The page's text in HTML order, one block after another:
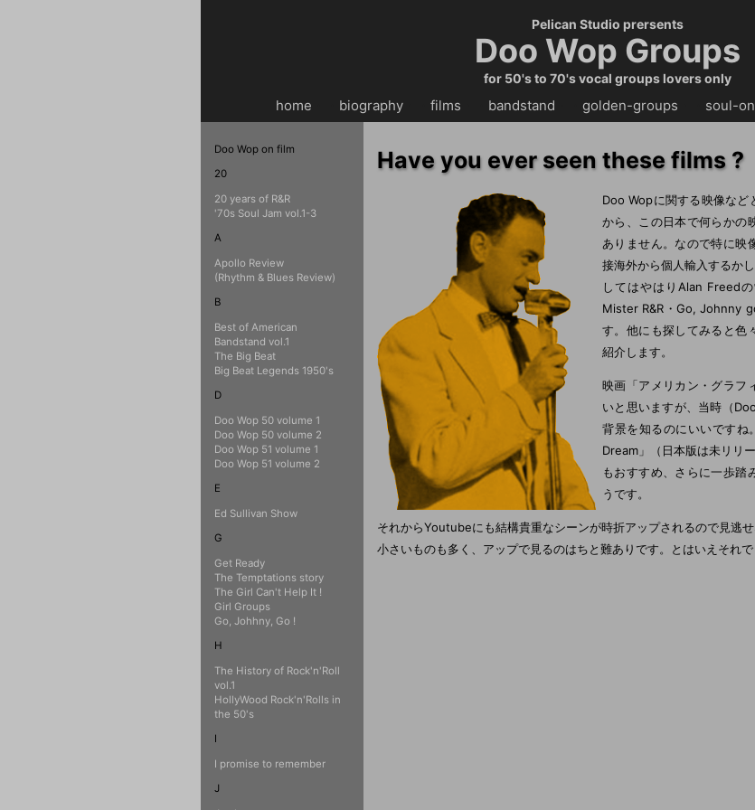
Pelican Studio prersents
Doo Wop Groups
for 50's to 70's vocal groups lovers only
home biography・・ films bandstand golden-groups soul-on
Have you ever seen these films ?
Doo Wopに関する映像など
から、この日本で何らかの
ありません。なので特に映
接海外から個人輸入するか
してはやはりAlan Freed
Mister R&R・Go, Johnny
す。他にも探してみると色
紹介します。
映画「アメリカン・グラフ
いと思いますが、当時（
背景を知るのにいいですね
Dream」（日本版は未リリ
もおすすめ、さらに一歩踏
うです。
それからYoutubeにも結構貴重なシーンが時折アップされるので見逃
小さいものも多く、アップで見るのはちと難ありです。とはいえそれ
Doo Wop on film
20
20 years of R&R
'70s Soul Jam vol.1-3
A
Apollo Review
(Rhythm & Blues Review)
B
Best of American
Bandstand vol.1
The Big Beat
Big Beat Legends 1950's
D
Doo Wop 50 volume 1
Doo Wop 50 volume 2
Doo Wop 51 volume 1
Doo Wop 51 volume 2
E
Ed Sullivan Show
G
Get Ready
The Temptations story
The Girl Can't Help It !
Girl Groups
Go, Johhny, Go !
H
The History of Rock'n'Roll
vol.1
HollyWood Rock'n'Rolls in
the 50's
I
I promise to remember
J